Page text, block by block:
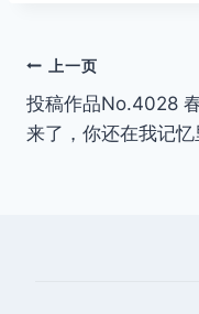
文
章
上一页
投稿作品No.4028
来了，你还在我记忆